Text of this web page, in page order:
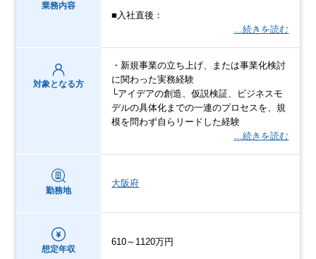
業務内容
■入社直後：
…続きを読む
対象となる方
・新規事業の立ち上げ、または事業化検討
に関わった実務経験
└アイデアの創造、仮説検証、ビジネスモ
デルの具体化までの一連のプロセスを、規
模を問わず自らリードした経験
…続きを読む
勤務地
大阪府
想定年収
610～1120万円